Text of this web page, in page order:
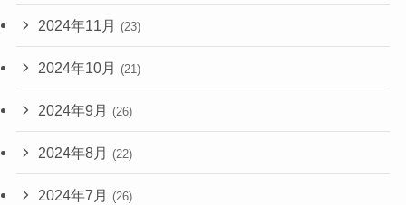
2024年11月 (23)
2024年10月 (21)
2024年9月 (26)
2024年8月 (22)
2024年7月 (26)